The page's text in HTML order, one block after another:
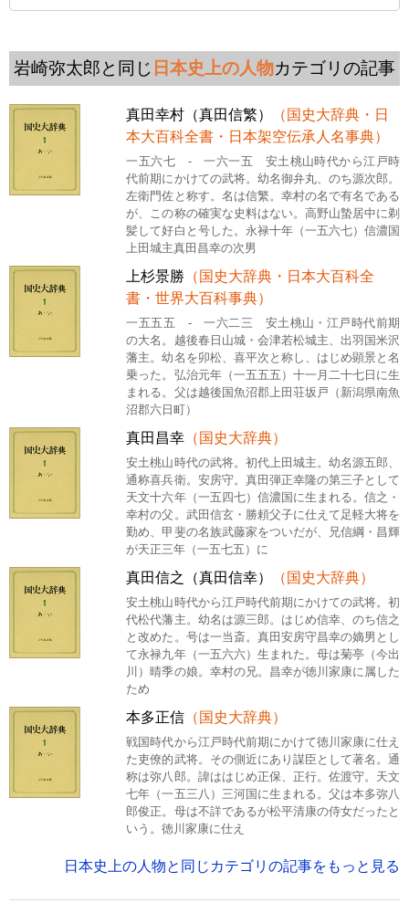
岩崎弥太郎と同じ 日本史上の人物カテゴリの記事
真田幸村（真田信繁）
（国史大辞典・日
本大百科全書・日本架空伝承人名事典）
一五六七 - 一六一五 安土桃山時代から江戸時
代前期にかけての武将。幼名御弁丸、のち源次郎。
左衛門佐と称す。名は信繁。幸村の名で有名である
が、この称の確実な史料はない。高野山蟄居中に剃
髪して好白と号した。永禄十年（一五六七）信濃国
上田城主真田昌幸の次男
上杉景勝 （国史大辞典・日本大百科全
書・世界大百科事典）
一五五五 - 一六二三 安土桃山・江戸時代前期
の大名。越後春日山城・会津若松城主、出羽国米沢
藩主。幼名を卯松、喜平次と称し、はじめ顕景と名
乗った。弘治元年（一五五五）十一月二十七日に生
まれる。父は越後国魚沼郡上田荘坂戸（新潟県南魚
沼郡六日町）
真田昌幸 （国史大辞典）
安土桃山時代の武将。初代上田城主。幼名源五郎、
通称喜兵衛。安房守。真田弾正幸隆の第三子として
天文十六年（一五四七）信濃国に生まれる。信之・
幸村の父。武田信玄・勝頼父子に仕えて足軽大将を
勤め、甲斐の名族武藤家をついだが、兄信綱・昌輝
が天正三年（一五七五）に
真田信之（真田信幸） （国史大辞典）
安土桃山時代から江戸時代前期にかけての武将。初
代松代藩主。幼名は源三郎。はじめ信幸、のち信之
と改めた。号は一当斎。真田安房守昌幸の嫡男とし
て永禄九年（一五六六）生まれた。母は菊亭（今出
川）晴季の娘。幸村の兄。昌幸が徳川家康に属した
ため
本多正信 （国史大辞典）
戦国時代から江戸時代前期にかけて徳川家康に仕え
た吏僚的武将。その側近にあり謀臣として著名。通
称は弥八郎。諱ははじめ正保、正行。佐渡守。天文
七年（一五三八）三河国に生まれる。父は本多弥八
郎俊正。母は不詳であるが松平清康の侍女だったと
いう。徳川家康に仕え
日本史上の人物と同じカテゴリの記事をもっと見る